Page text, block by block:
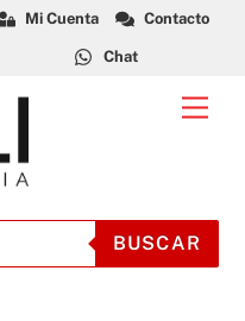
Mi Cuenta Contacto
Chat
BUSCAR